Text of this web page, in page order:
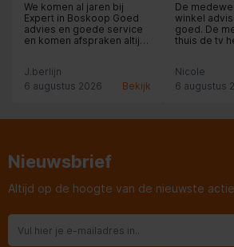
We komen al jaren bij
Expert in Boskoop Goed
advies en goede service
en komen afspraken altijd
J.berlijn
6 augustus 2026
Bekijk
De
winkel
goed. De
thuis de tv
goed advies.
geregeld!
Nicole
6 augustus
Nieuwsbrief
Altijd op de hoogte van de nieuwste